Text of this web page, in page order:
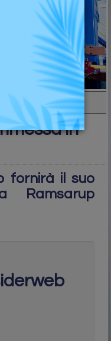
in India
in
fornirà il suo
Ramsarup